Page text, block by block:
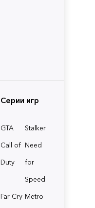
Серии игр
GTA
Stalker
Call of
Duty
Need
for
Speed
Far Cry Metro